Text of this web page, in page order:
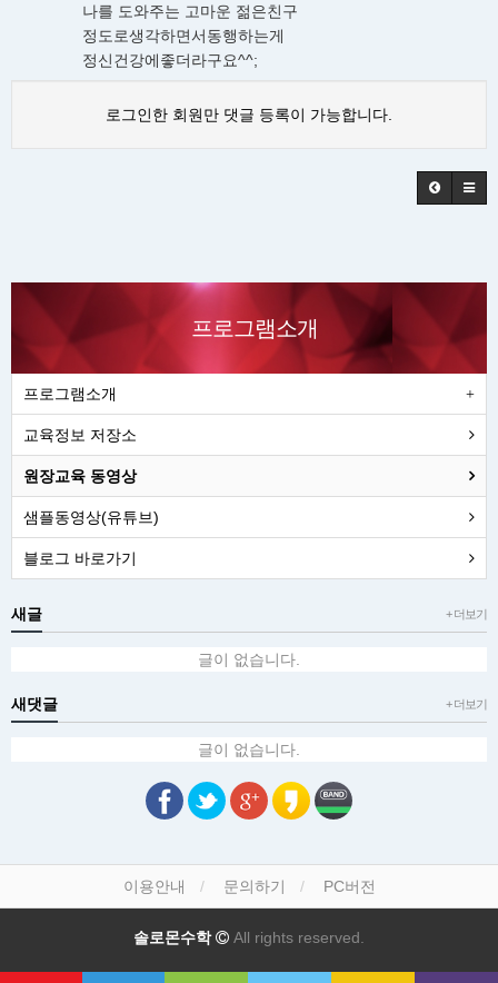
나를 도와주는 고마운 젊은친구
정도로생각하면서동행하는게
정신건강에좋더라구요^^;
로그인한 회원만 댓글 등록이 가능합니다.
프로그램소개
프로그램소개
교육정보 저장소
원장교육 동영상
샘플동영상(유튜브)
블로그 바로가기
+ 더보기
새글
글이 없습니다.
+ 더보기
새댓글
글이 없습니다.
이용안내 문의하기 PC버전
솔로몬수학 All rights reserved.